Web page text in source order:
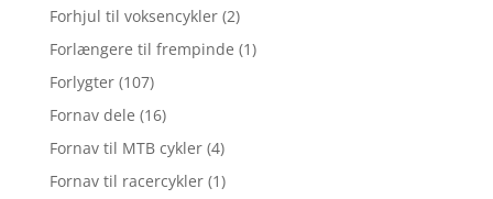
Forhjul til voksencykler (2)
Forlængere til frempinde (1)
Forlygter (107)
Fornav dele (16)
Fornav til MTB cykler (4)
Fornav til racercykler (1)